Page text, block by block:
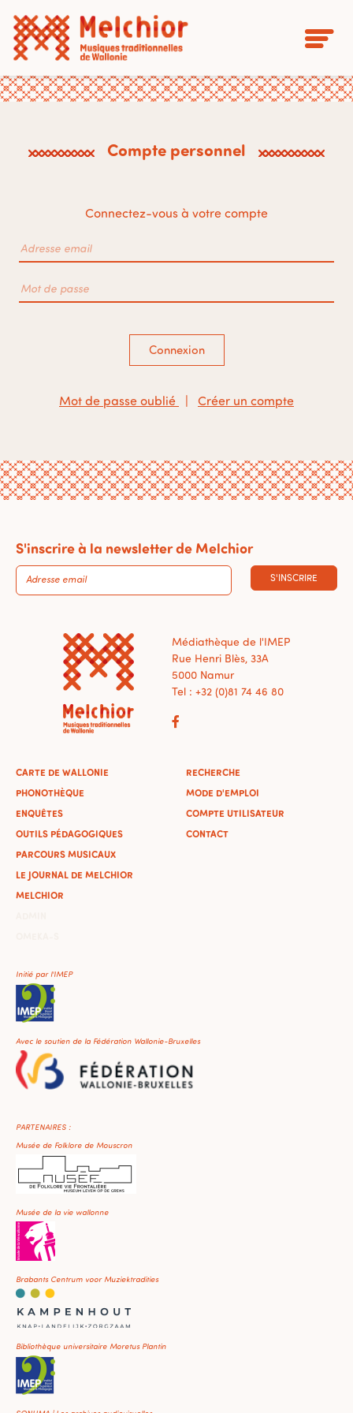
Compte personnel
Connectez-vous à votre compte
Connexion
Mot de passe oublié Créer un compte
S'inscrire à la newsletter de Melchior
S'INSCRIRE
Médiathèque de l'IMEP
Rue Henri Blès, 33A
5000 Namur
Tel : +32 (0)81 74 46 80
CARTE DE WALLONIE
PHONOTHÈQUE
ENQUÊTES
OUTILS PÉDAGOGIQUES
PARCOURS MUSICAUX
LE JOURNAL DE MELCHIOR
MELCHIOR
RECHERCHE
MODE D'EMPLOI
COMPTE UTILISATEUR
CONTACT
Initié par l'IMEP
Avec le soutien de la Fédération Wallonie-Bruxelles
PARTENAIRES :
Musée de Folklore de Mouscron
Musée de la vie wallonne
Brabants Centrum voor Muziektradities
Bibliothèque universitaire Moretus Plantin